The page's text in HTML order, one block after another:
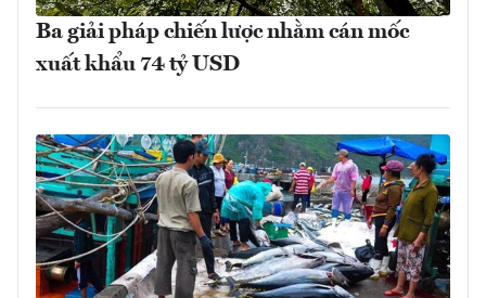
Ba giải pháp chiến lược nhằm cán mốc
xuất khẩu 74 tỷ USD